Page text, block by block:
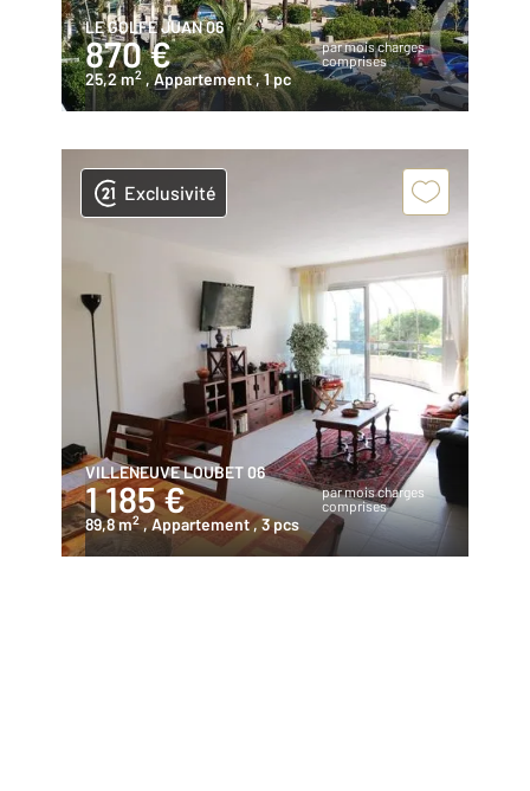
LE GOLFE JUAN 06
870 €
par mois charges
comprises
25,2 m2 , Appartement, 1 pc
Exclusivité
VILLENEUVE LOUBET 06
1 185 €
par mois charges
comprises
89,8 m2 , Appartement, 3 pcs